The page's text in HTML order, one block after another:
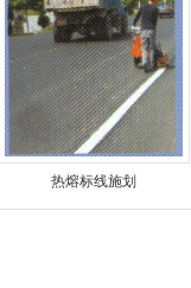
热熔标线施划